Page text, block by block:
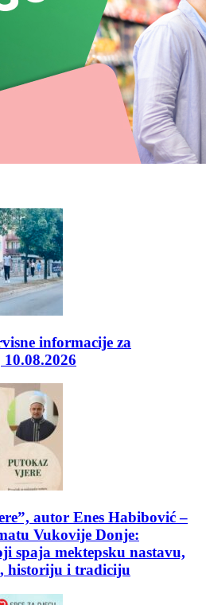
informacije za
autor Enes Habibović –
Vukovije Donje:
spaja mektepsku nastavu,
historiju i tradiciju